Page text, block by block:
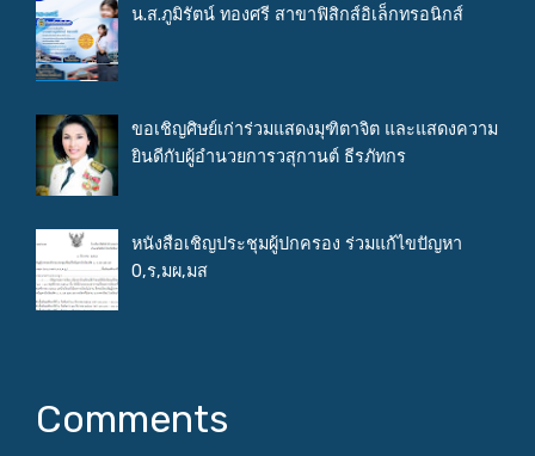
น.ส.ภูมิรัตน์ ทองศรี สาขาฟิสิกส์อิเล็กทรอนิกส์
ขอเชิญศิษย์เก่าร่วมแสดงมุฑิตาจิต และแสดงความ
ยินดีกับผู้อำนวยการวสุกานต์ ธีรภัทกร
หนังสือเชิญประชุมผู้ปกครอง ร่วมแก้ไขปัญหา
0,ร,มผ,มส
Comments